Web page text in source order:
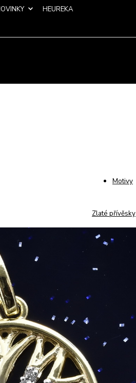
HEUREKA
Motivy
Zlaté přívěsky